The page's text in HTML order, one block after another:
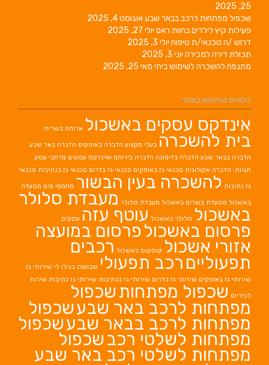
25, 2025
שכפול מפתחות לרכב בבאר שבעאוגוסט 4, 2025
פעילות קיץ לילדים בחוות ראם יולי 27, 2025
דרוש /ה טכנאי/ת טיפוח יולי 3, 2025
תכולת דירה למכירה יוני 3, 2025
מתנפח להשכרה לשימוש ביתי מאי 25, 2025
ביטויים שחיפשו באתר
אינדקס עסקים באשכול ארוחה בשרית
בית להשכרה בעלי מקצוע הדברה באופקים הדברה באר שבע
הדברה בבאר שבע הדברה בדימונה הדברה בירוחם ואינדקס עסקים מרחבי עסק
תגיות: הדברה אקולוגית טכנאי גז באופקים טכנאי גז בדרום טכנאי גז בנתיבות טכנאי
גז נתיבות להשכרה בעין הבשור מחממי מים מסעדה
באשכול מסעדת בשרים באשכול מעבדת סלולר מעבדת סלולר
באשכול סלולר באשכול עוטף עזה עסקים
פרסום באשכול פרסום במועצה
אזורי אשכול קוסקוס באשכול רכבים
תפעוליים רכב תפעולי שבועות בגילו לי שירותי גז
שירותי גז באופקים שירותי גז בדרום שירותי גז בנתיבות שירותי גז נתיבות שירות
לכיריים שכפול מפתחות שכפול
מפתחות לרכב באר שבעשכפול
מפתחות לרכב בבאר שבעשכפול
מפתחות לשלטי רכב שכפול
מפתחות לשלטי רכב באר שבע